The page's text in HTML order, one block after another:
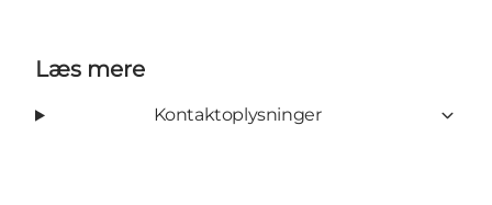
Læs mere
Kontaktoplysninger